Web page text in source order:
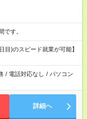
間です。
目)のスピード就業が可能】
/ 電話対応なし / パソコン
詳細へ